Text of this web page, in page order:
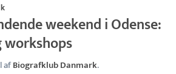
weekend i Odense:
workshops
afBiografklub Danmark.